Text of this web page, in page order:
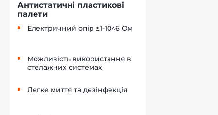
Антистатичні пластикові
палети
Електричний опір ≤1-10^6 Ом
Можливість використання в
стелажних системах
Легке миття та дезінфекція